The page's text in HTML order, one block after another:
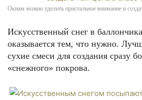
Окнам можно уделить пристальное внимание и
Искусственный снег в
оказывается тем, что нужно.
сухие смеси для создания сразу
«снежного» покрова.